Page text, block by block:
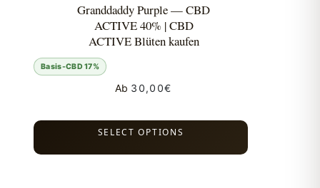
Granddaddy Purple — CBD
ACTIVE 40% | CBD
ACTIVE Blüten kaufen
Basis-CBD 17%
Ab 30,00€
SELECT OPTIONS